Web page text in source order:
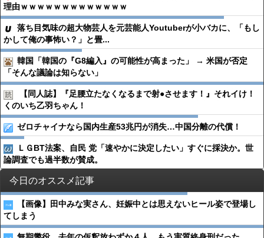
理由ｗｗｗｗｗｗｗｗｗｗｗｗｗ
落ち目気味の超大物芸人を元芸能人Youtuberが小バカに、「もし
かして俺の事怖い？」と畳...
韓国「韓国の『G8編入』の可能性が高まった」 → 米国が否定
「そんな議論は知らない」
【同人誌】『足腰立たなくなるまで射●︎させます！』それイけ！
くのいち乙羽ちゃん！
ゼロチャイナなら国内生産53兆円が消失…中国分離の代償！
ＬＧBT法案、自民 党「速やかに決定したい」すぐに採決か。世
論調査でも過半数が賛成。
今日のオススメ記事
【画像】田中みな実さん、妊娠中とは思えないヒール姿で登場し
てしまう